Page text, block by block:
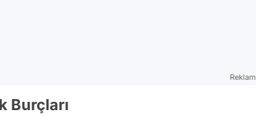
Reklam
Burçları